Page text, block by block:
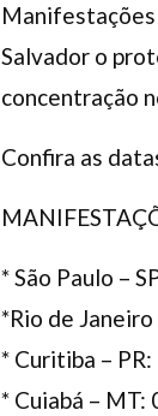
Manifestações
Salvador o
concentração
Confira as
* São Paulo –
*Rio de
* Curitiba –
* Cuiabá – MT: